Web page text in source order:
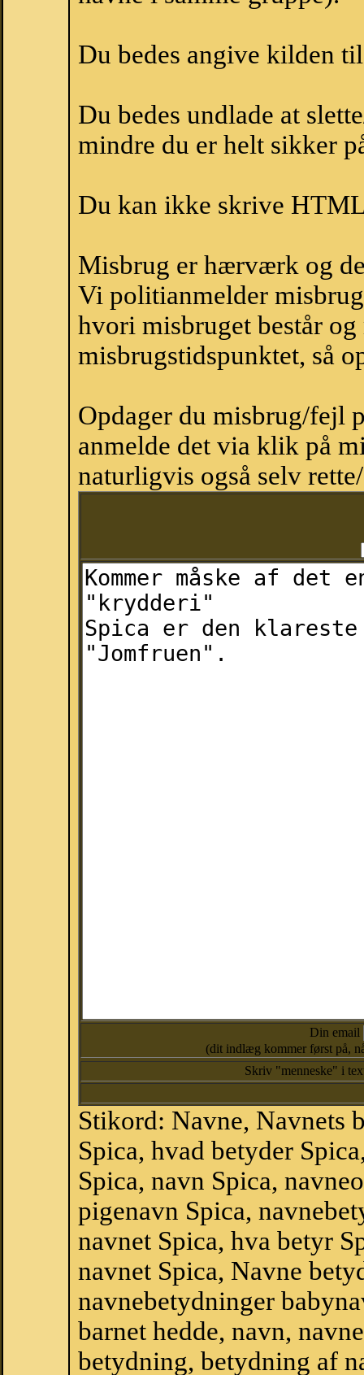
Du bedes angive kilden
Du bedes undlade at
mindre du er helt sikker
Du kan ikke skrive
Misbrug er hærværk og
Vi politianmelder
hvori misbruget består
misbrugstidspunktet, så
Opdager du misbrug/fejl
anmelde det via klik på
naturligvis også selv
Din email
(dit indlæg kommer først på,
Skriv "menneske" i
Stikord: Navne, Navnets
Spica, hvad betyder
Spica, navn Spica,
pigenavn Spica,
navnet Spica, hva betyr
navnet Spica, Navne
navnebetydninger
barnet hedde, navn,
betydning, betydning af